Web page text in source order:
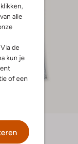
alle
de
kun je
of een
€ 29,99